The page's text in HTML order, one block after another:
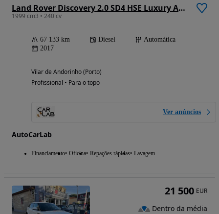
Land Rover Discovery 2.0 SD4 HSE Luxury Auto
1999 cm3 • 240 cv
67 133 km Diesel
Automática
2017
Vilar de Andorinho (Porto)
Profissional • Para o topo
Ver anúncios
AutoCarLab
Financiamento Oficina Repações rápidas Lavagem
21 500 EUR
Dentro da média